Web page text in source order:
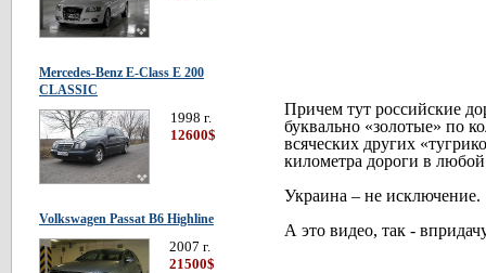
Mercedes-Benz E-Class E 200
CLASSIC
1998 г.
12600$
Volkswagen Passat В6 Highline
2007 г.
21500$
Причем тут российские
буквально «золотые» по
всяческих других
километра дороги в
Украина – не исключение.
А это видео, так -